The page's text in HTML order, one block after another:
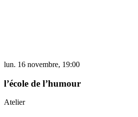
lun. 16 novembre, 19:00
l’école de l’humour
Atelier